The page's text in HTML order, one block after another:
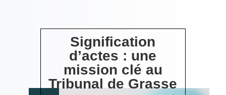
Signification
d’actes : une
mission clé au
Tribunal de Grasse